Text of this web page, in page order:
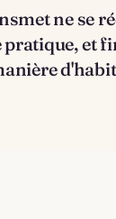
ne se
pratique, et